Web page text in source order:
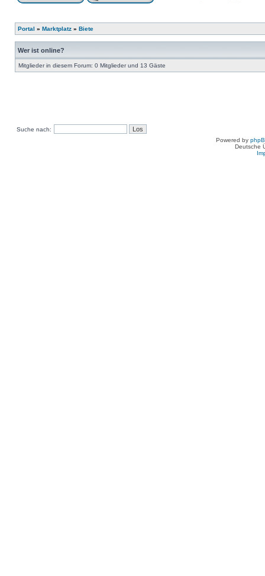
Portal » Marktplatz » Biete
Wer ist online?
Mitglieder in diesem Forum: 0 Mitglieder und 13 Gäste
Suche nach:
Powered by
Deutsche